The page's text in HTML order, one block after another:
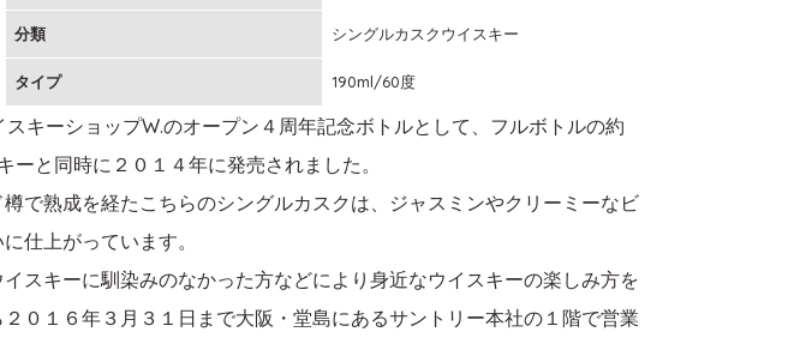
分類 シングルカスクウイスキー
タイプ 190ml/60度
キーショップW.のオープン４周年記念ボトルとして、フルボトルの約
と同時に２０１４年に発売されました。
で熟成を経たこちらのシングルカスクは、ジャスミンやクリーミーなビ
仕上がっています。
スキーに馴染みのなかった方などにより身近なウイスキーの楽しみ方を
０１６年３月３１日まで大阪・堂島にあるサントリー本社の１階で営業